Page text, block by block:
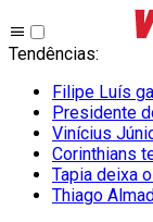
Tendências:
Filipe Luís
Presidente
Vinícius
Corinthians
Tapia deixa
Thiago